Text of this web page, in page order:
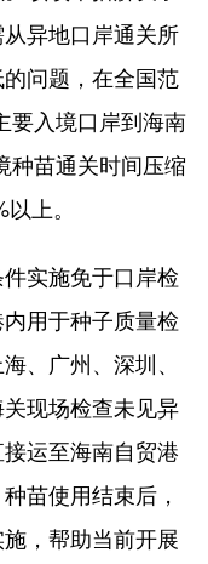
异地口岸通关所
问题，在全国范
要入境口岸到海南
种苗通关时间压缩
上。
实施免于口岸检
用于种子质量检
、广州、深圳、
现场检查未见异
运至海南自贸港
苗使用结束后，
，帮助当前开展